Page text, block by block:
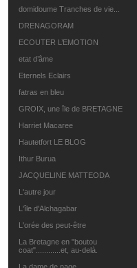
domidoume Tranches de vie...
DRENAGORAM
ECOUTER L’EMOTION
etat d’âme
Eternels Eclairs
fatras en bleu
GROIX, une île de BRETAGNE
Harriet Macaree
Hautetfort LE BLOG
Ithur Burua
JACQUELINE MATTEODA
L'autre jour
L'île d'Alchagabar
L'orée des peut-être
La Bretagne en "boutou
coat"............et, au-delà.